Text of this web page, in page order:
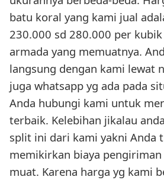
batu koral yang kami jual
230.000 sd 280.000 per
armada yang memuatnya.
langsung dengan kami lewat
juga whatsapp yg ada pada
Anda hubungi kami untuk
terbaik. Kelebihan jikalau
split ini dari kami yakni Anda
memikirkan biaya
muat. Karena harga yg kami